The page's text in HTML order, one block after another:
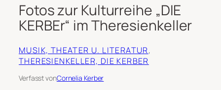
Fotos zur Kulturreihe „DIE
KERBEr“ im Theresienkeller
MUSIK, THEATER U. LITERATUR
THERESIENKELLER, DIE KERBER
Verfasst vonCornelia Kerber